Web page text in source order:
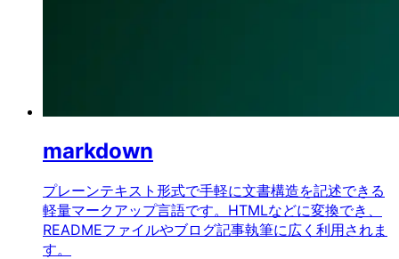
markdown
プレーンテキスト形式で手軽に文書構造を記述できる
軽量マークアップ言語です。HTMLなどに変換でき、
READMEファイルやブログ記事執筆に広く利用されま
す。